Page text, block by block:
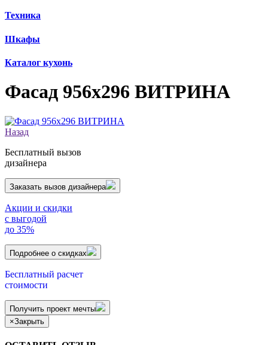
Техника
Шкафы
Каталог кухонь
Фасад 956х296 ВИТРИНА
Назад
Бесплатный вызов
дизайнера
Заказать вызов дизайнера
Акции и скидки
с выгодой
до 35%
Подробнее о скидках
Бесплатный расчет
стоимости
Получить проект мечты
×Закрыть